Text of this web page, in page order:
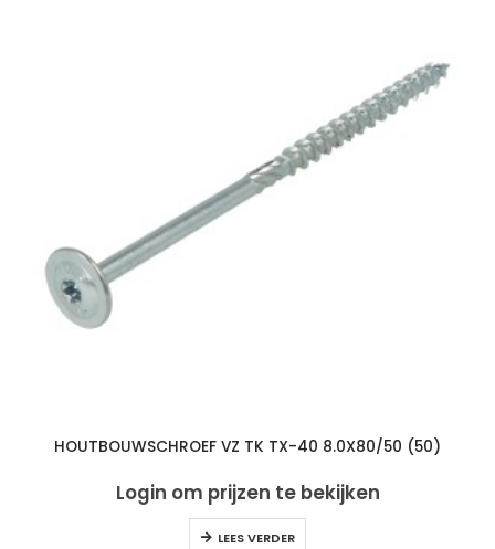
HOUTBOUWSCHROEF VZ TK TX-40 8.0X80/50 (50)
Login om prijzen te bekijken
LEES VERDER